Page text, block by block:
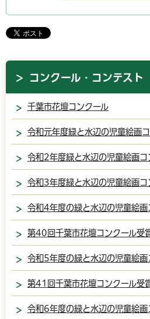
コンクール・コンテスト
千葉市花壇コンクール
令和元年度緑と水辺の児童絵画
令和2年度緑と水辺の児童絵画コ
令和3年度緑と水辺の児童絵画コ
令和4年度の緑と水辺の児童絵
第40回千葉市花壇コンクール受
令和5年度の緑と水辺の児童絵
第41回千葉市花壇コンクール受
令和6年度の緑と水辺の児童絵